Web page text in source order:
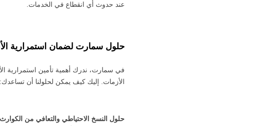
عند حدوث أي انقطاع في الخدمات.
حلول سمارت لضمان استمرارية
في سمارت، ندرك أهمية تأمين استمرارية
الأزمات. إليك كيف يمكن لحلولنا أن تساعدك:
حلول النسخ الاحتياطي والتعافي من الكوارث